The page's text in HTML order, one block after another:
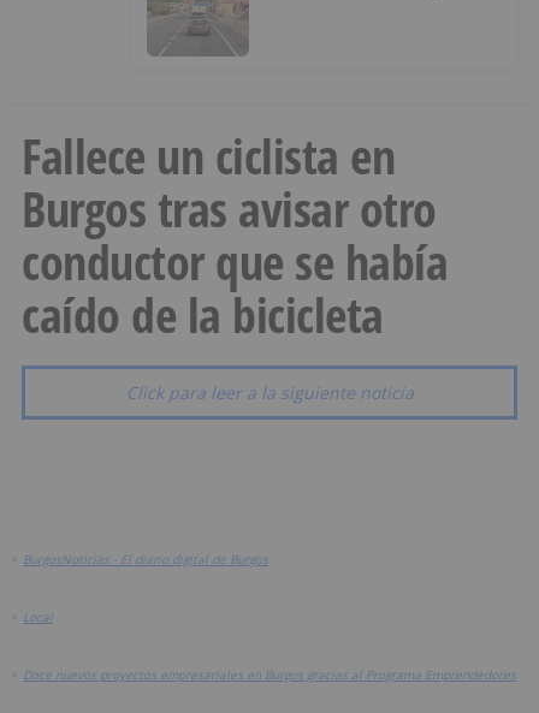
Fallece un ciclista en
Burgos tras avisar otro
conductor que se había
caído de la bicicleta
Click para leer a la siguiente noticia
> BurgosNoticias - El diario digital de Burgos
> Local
> Doce nuevos proyectos empresariales en Burgos gracias al Programa Emprendedores